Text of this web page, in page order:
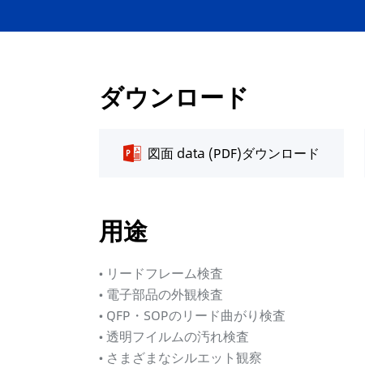
ダウンロード
図面 data (PDF)ダウンロード
用途
• リードフレーム検査
• 電子部品の外観検査
• QFP・SOPのリード曲がり検査
• 透明フイルムの汚れ検査
• さまざまなシルエット観察